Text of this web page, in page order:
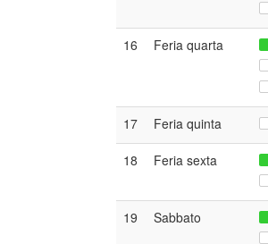
16
Feria quarta
17
Feria quinta
18
Feria sexta
19
Sabbato